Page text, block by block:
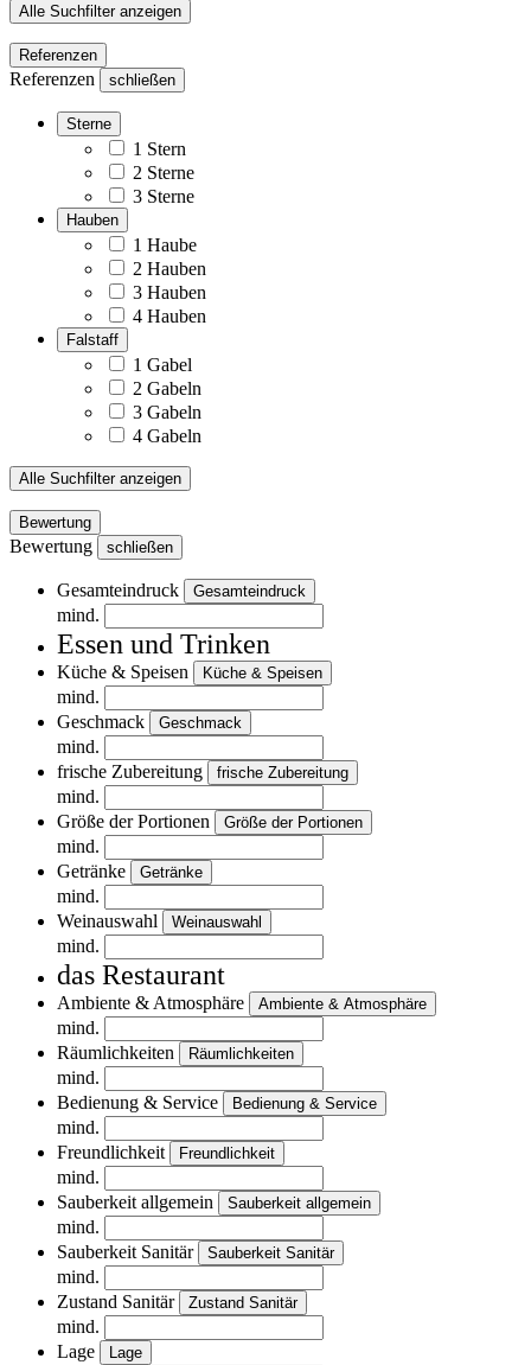
Alle Suchfilter anzeigen
Referenzen
Referenzen schließen
Sterne
1 Stern
2 Sterne
3 Sterne
Hauben
1 Haube
2 Hauben
3 Hauben
4 Hauben
Falstaff
1 Gabel
2 Gabeln
3 Gabeln
4 Gabeln
Alle Suchfilter anzeigen
Bewertung
Bewertung schließen
Gesamteindruck Gesamteindruck
mind.
Essen und Trinken
Küche & Speisen Küche & Speisen
mind.
Geschmack
Geschmack
mind.
frische Zubereitung
frische Zubereitung
mind.
Größe der Portionen
Größe der Portionen
mind.
Getränke
Getränke
mind.
Weinauswahl
Weinauswahl
mind.
das Restaurant
Ambiente & Atmosphäre Ambiente & Atmosphäre
mind.
Räumlichkeiten
Räumlichkeiten
mind.
Bedienung & Service
Bedienung & Service
mind.
Freundlichkeit
Freundlichkeit
mind.
Sauberkeit allgemein
Sauberkeit allgemein
mind.
Sauberkeit Sanitär
Sauberkeit Sanitär
mind.
Zustand Sanitär
Zustand Sanitär
mind.
Lage
Lage